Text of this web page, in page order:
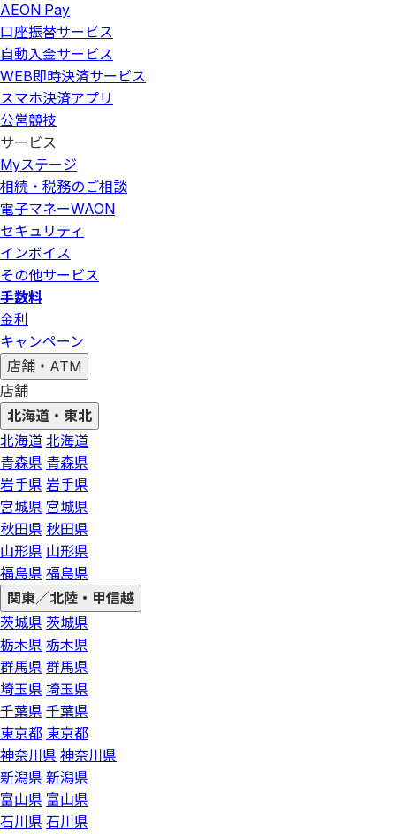
AEON Pay
口座振替サービス
自動入金サービス
WEB即時決済サービス
スマホ決済アプリ
公営競技
サービス
Myステージ
相続・税務のご相談
電子マネーWAON
セキュリティ
インボイス
その他サービス
手数料
金利
キャンペーン
店舗・ATM
店舗
北海道・東北
北海道 北海道
青森県 青森県
岩手県 岩手県
宮城県 宮城県
秋田県 秋田県
山形県 山形県
福島県 福島県
関東／北陸・甲信越
茨城県 茨城県
栃木県 栃木県
群馬県 群馬県
埼玉県 埼玉県
千葉県 千葉県
東京都 東京都
神奈川県 神奈川県
新潟県 新潟県
富山県 富山県
石川県 石川県